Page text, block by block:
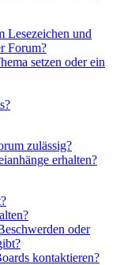
Lesezeichen und
Forum?
setzen oder ein
zulässig?
erhalten?
oder
kontaktieren?